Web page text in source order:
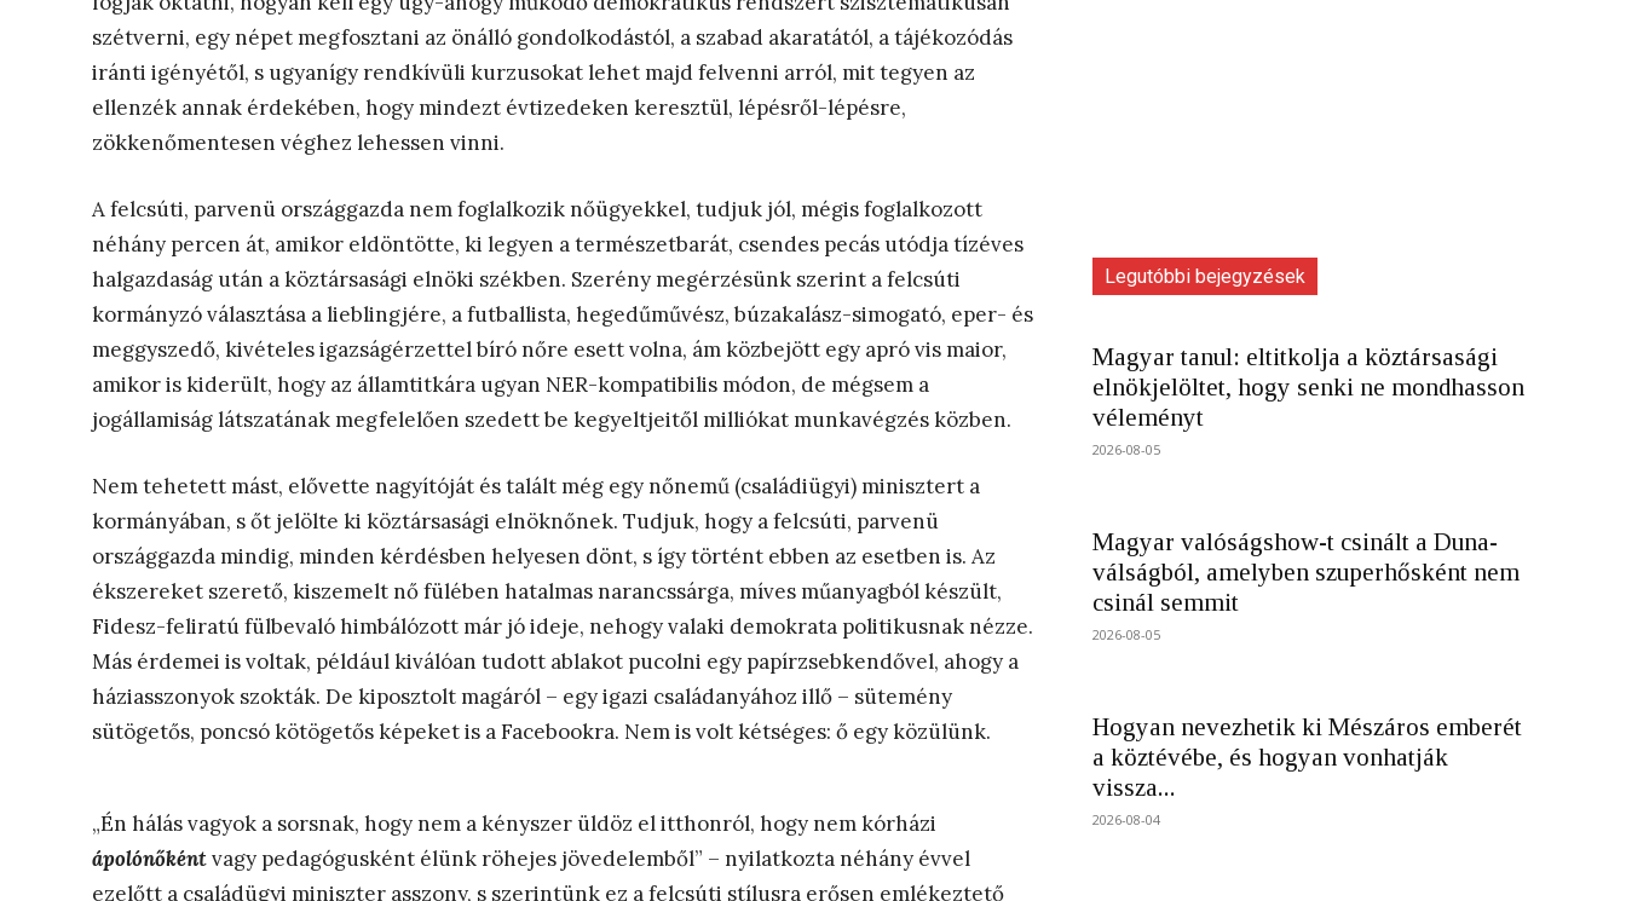
szétverni, egy népet megfosztani az önálló gondolkodástól, a szabad akaratától, a tájékozódás
iránti igényétől, s ugyanígy rendkívüli kurzusokat lehet majd felvenni arról, mit tegyen az
ellenzék annak érdekében, hogy mindezt évtizedeken keresztül, lépésről-lépésre,
zökkenőmentesen véghez lehessen vinni.
A felcsúti, parvenü országgazda nem foglalkozik nőügyekkel, tudjuk jól, mégis foglalkozott
néhány percen át, amikor eldöntötte, ki legyen a természetbarát, csendes pecás utódja tízéves
halgazdaság után a köztársasági elnöki székben. Szerény megérzésünk szerint a felcsúti
kormányzó választása a lieblingjére, a futballista, hegedűművész, búzakalász-simogató, eper- és
meggyszedő, kivételes igazságérzettel bíró nőre esett volna, ám közbejött egy apró vis maior,
amikor is kiderült, hogy az államtitkára ugyan NER-kompatibilis módon, de mégsem a
jogállamiság látszatának megfelelően szedett be kegyeltjeitől milliókat munkavégzés közben.
Nem tehetett mást, elővette nagyítóját és talált még egy nőnemű (családiügyi) minisztert a
kormányában, s őt jelölte ki köztársasági elnöknőnek. Tudjuk, hogy a felcsúti, parvenü
országgazda mindig, minden kérdésben helyesen dönt, s így történt ebben az esetben is. Az
ékszereket szerető, kiszemelt nő fülében hatalmas narancssárga, míves műanyagból készült,
Fidesz-feliratú fülbevaló himbálózott már jó ideje, nehogy valaki demokrata politikusnak nézze.
Más érdemei is voltak, például kiválóan tudott ablakot pucolni egy papírzsebkendővel, ahogy a
háziasszonyok szokták. De kiposztolt magáról – egy igazi családanyához illő – sütemény
sütögetős, poncsó kötögetős képeket is a Facebookra. Nem is volt kétséges: ő egy közülünk.
„Én hálás vagyok a sorsnak, hogy nem a kényszer üldöz el itthonról, hogy nem kórházi
ápolónőkéntvagy pedagógusként élünk röhejes jövedelemből” – nyilatkozta néhány évvel
ezelőtt a családügyi miniszter asszony, s szerintünk ez a felcsúti stílusra erősen emlékeztető
Legutóbbi bejegyzések
Magyar tanul: eltitkolja a köztársasági
elnökjelöltet, hogy senki ne mondhasson
véleményt
2026-08-05
Magyar valóságshow-t csinált a Duna-
válságból, amelyben szuperhősként nem
csinál semmit
2026-08-05
Hogyan nevezhetik ki Mészáros emberét
a köztévébe, és hogyan vonhatják
vissza...
2026-08-04